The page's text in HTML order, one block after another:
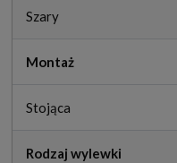
Szary
Montaż
Stojąca
Rodzaj wylewki